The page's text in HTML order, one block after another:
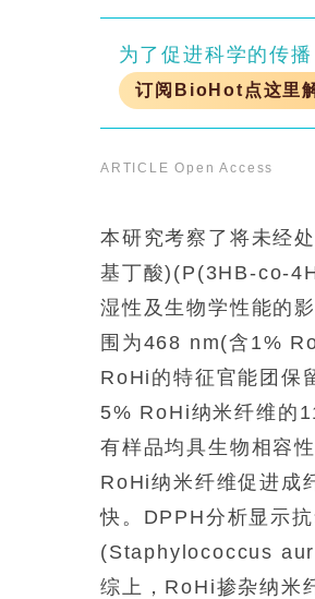
为了促进科学的传
订阅BioHot点这里
ARTICLE Open Access
本研究考察了将未经
基丁酸)(P(3HB-co-
湿性及生物学性能的
围为468 nm(含1%
RoHi的特征官能团保
5% RoHi纳米纤维的
有样品均具生物相容
RoHi纳米纤维促进成
快。DPPH分析显示
(Staphylococcus
综上，RoHi掺杂纳米